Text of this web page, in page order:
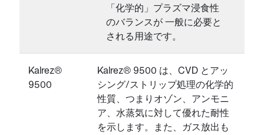
「化学的」プラズマ浸食性
のバランスが 一般に必要と
される用途です。
Kalrez®
9500
Kalrez® 9500 は、CVD とアッ
シング/ストリップ処理の化学的
性質、つまりオゾン、アンモニ
ア、水蒸気に対して優れた耐性
を示します。また、ガス放出も